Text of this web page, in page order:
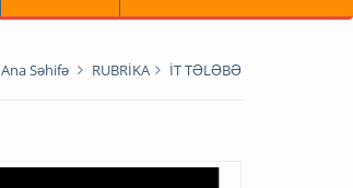
Ana Səhifə RUBRİKA İT TƏLƏBƏ